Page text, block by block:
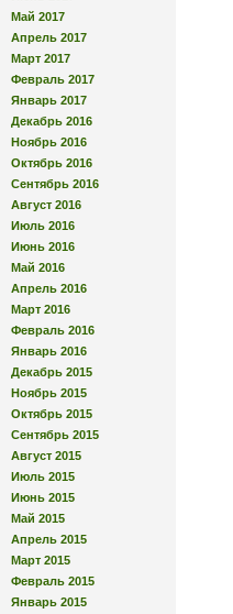
Май 2017
Апрель 2017
Март 2017
Февраль 2017
Январь 2017
Декабрь 2016
Ноябрь 2016
Октябрь 2016
Сентябрь 2016
Август 2016
Июль 2016
Июнь 2016
Май 2016
Апрель 2016
Март 2016
Февраль 2016
Январь 2016
Декабрь 2015
Ноябрь 2015
Октябрь 2015
Сентябрь 2015
Август 2015
Июль 2015
Июнь 2015
Май 2015
Апрель 2015
Март 2015
Февраль 2015
Январь 2015